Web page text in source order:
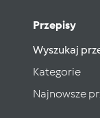
Przepisy
Wyszukaj
Kategorie
Najnowsze